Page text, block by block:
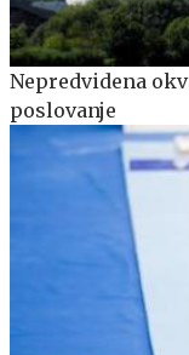
Nepredvidena
poslovanje